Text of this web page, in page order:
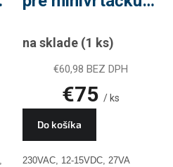
15VDC, 27VA,
PLU
na sklade (1 ks)
€60,98 BEZ DPH
€75 / ks
Do košíka
230VAC, 12-15VDC, 27VA